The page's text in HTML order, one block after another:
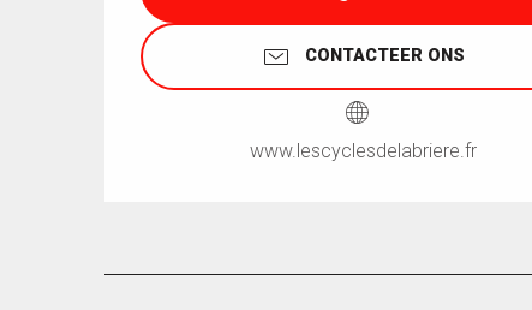
CONTACTEER ONS
www.lescyclesdelabriere.fr